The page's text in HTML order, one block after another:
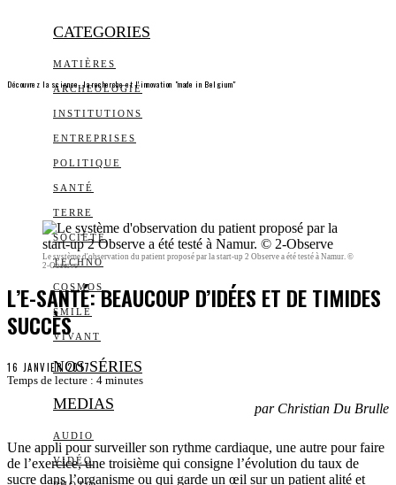
CATEGORIES
MATIÈRES
ARCHEOLOGIE
INSTITUTIONS
ENTREPRISES
POLITIQUE
SANTÉ
TERRE
SOCIÉTÉ
TECHNO
COSMOS
SMILE
VIVANT
NOS SÉRIES
MEDIAS
AUDIO
VIDÉO
Découvrez la science, la recherche et l’innovation "made in Belgium"
Le système d'observation du patient proposé par la start-up 2 Observe a été testé à Namur. ©
2-Observe
L’E-SANTÉ: BEAUCOUP D’IDÉES ET DE TIMIDES
SUCCÈS
16 JANVIER 2017
Temps de lecture : 4 minutes
par Christian Du Brulle
Une appli pour surveiller son rythme cardiaque, une autre pour faire
de l’exercice, une troisième qui consigne l’évolution du taux de
sucre dans l’organisme ou qui garde un œil sur un patient alité et